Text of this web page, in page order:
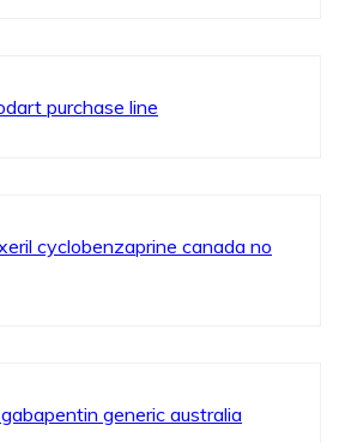
purchase line
cyclobenzaprine canada no
generic australia